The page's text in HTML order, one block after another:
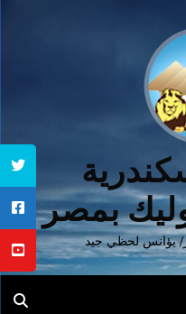
بمصر
يؤانس لحظي جيد